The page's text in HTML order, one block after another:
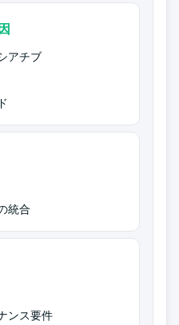
アチブ
統合
ンス要件